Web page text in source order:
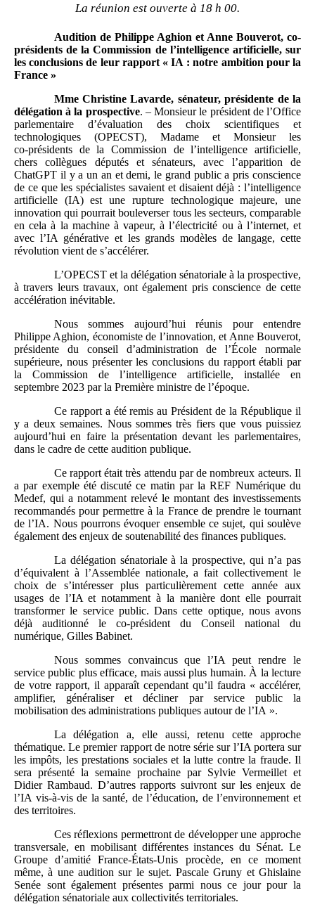
La réunion est ouverte à 18 h 00.
Audition de Philippe Aghion et Anne Bouverot, co-
présidents de la Commission de l’intelligence artificielle, sur
les conclusions de leur rapport « IA : notre ambition pour la
France »
Mme Christine Lavarde, sénateur, présidente de la
délégation à la prospective. – Monsieur le président de l’Office
parlementaire d’évaluation des choix scientifiques et
technologiques (OPECST), Madame et Monsieur les
co‑présidents de la Commission de l’intelligence artificielle,
chers collègues députés et sénateurs, avec l’apparition de
ChatGPT il y a un an et demi, le grand public a pris conscience
de ce que les spécialistes savaient et disaient déjà : l’intelligence
artificielle (IA) est une rupture technologique majeure, une
innovation qui pourrait bouleverser tous les secteurs, comparable
en cela à la machine à vapeur, à l’électricité ou à l’internet, et
avec l’IA générative et les grands modèles de langage, cette
révolution vient de s’accélérer.
L’OPECST et la délégation sénatoriale à la prospective,
à travers leurs travaux, ont également pris conscience de cette
accélération inévitable.
Nous sommes aujourd’hui réunis pour entendre
Philippe Aghion, économiste de l’innovation, et Anne Bouverot,
présidente du conseil d’administration de l’École normale
supérieure, nous présenter les conclusions du rapport établi par
la Commission de l’intelligence artificielle, installée en
septembre 2023 par la Première ministre de l’époque.
Ce rapport a été remis au Président de la République il
y a deux semaines. Nous sommes très fiers que vous puissiez
aujourd’hui en faire la présentation devant les parlementaires,
dans le cadre de cette audition publique.
Ce rapport était très attendu par de nombreux acteurs. Il
a par exemple été discuté ce matin par la REF Numérique du
Medef, qui a notamment relevé le montant des investissements
recommandés pour permettre à la France de prendre le tournant
de l’IA. Nous pourrons évoquer ensemble ce sujet, qui soulève
également des enjeux de soutenabilité des finances publiques.
La délégation sénatoriale à la prospective, qui n’a pas
d’équivalent à l’Assemblée nationale, a fait collectivement le
choix de s’intéresser plus particulièrement cette année aux
usages de l’IA et notamment à la manière dont elle pourrait
transformer le service public. Dans cette optique, nous avons
déjà auditionné le co‑président du Conseil national du
numérique, Gilles Babinet.
Nous sommes convaincus que l’IA peut rendre le
service public plus efficace, mais aussi plus humain. À la lecture
de votre rapport, il apparaît cependant qu’il faudra « accélérer,
amplifier, généraliser et décliner par service public la
mobilisation des administrations publiques autour de l’IA ».
La délégation a, elle aussi, retenu cette approche
thématique. Le premier rapport de notre série sur l’IA portera sur
les impôts, les prestations sociales et la lutte contre la fraude. Il
sera présenté la semaine prochaine par Sylvie Vermeillet et
Didier Rambaud. D’autres rapports suivront sur les enjeux de
l’IA vis‑à‑vis de la santé, de l’éducation, de l’environnement et
des territoires.
Ces réflexions permettront de développer une approche
transversale, en mobilisant différentes instances du Sénat. Le
Groupe d’amitié France-États‑Unis procède, en ce moment
même, à une audition sur le sujet. Pascale Gruny et Ghislaine
Senée sont également présentes parmi nous ce jour pour la
délégation sénatoriale aux collectivités territoriales.